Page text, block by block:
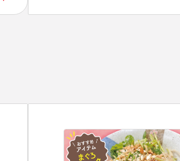
があることも、頭においておくこ